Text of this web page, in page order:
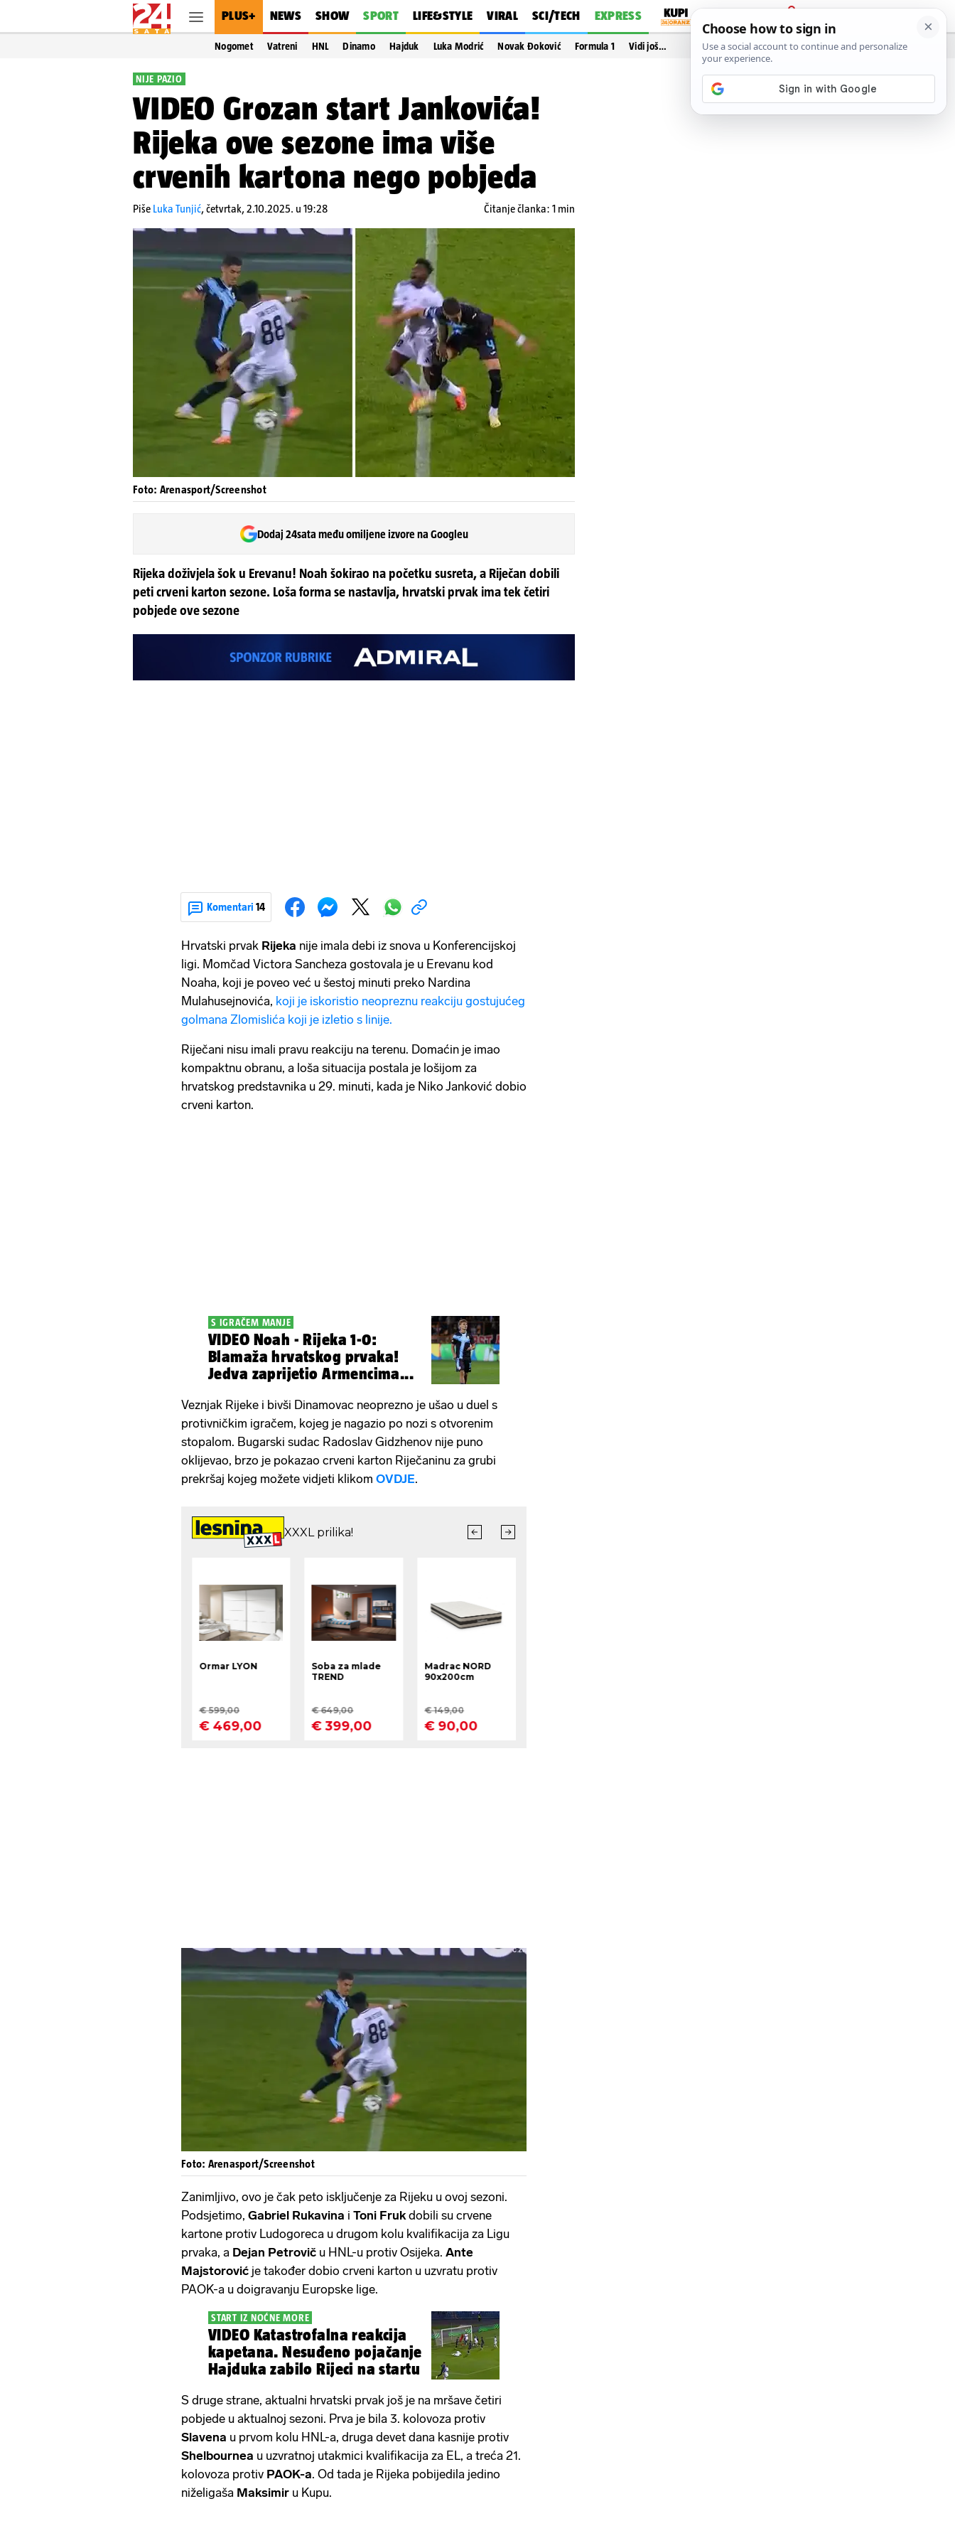
PLUS+ NEWS SHOW SPORT LIFE&STYLE VIRAL SCI/TECH EXPRESS
PRIJAVA
Nogomet Vatreni HNL Dinamo Hajduk Luka Modrić Novak Đoković Formula 1 Vidi još…
NIJE PAZIO
VIDEO Grozan start Jankovića!
Rijeka ove sezone ima više
crvenih kartona nego pobjeda
Piše Luka Tunjić,četvrtak, 2.10.2025. u 19:28 Čitanje članka: 1 min
Foto: Arenasport/Screenshot
Dodaj 24sata među omiljene izvore na Googleu
Rijeka doživjela šok u Erevanu! Noah šokirao na početku susreta, a Riječan dobili
peti crveni karton sezone. Loša forma se nastavlja, hrvatski prvak ima tek četiri
pobjede ove sezone
Komentari 14
Hrvatski prvak Rijeka nije imala debi iz snova u Konferencijskoj
ligi. Momčad Victora Sancheza gostovala je u Erevanu kod
Noaha, koji je poveo već u šestoj minuti preko Nardina
Mulahusejnovića, koji je iskoristio neopreznu reakciju gostujućeg
golmana Zlomislića koji je izletio s linije.
Riječani nisu imali pravu reakciju na terenu. Domaćin je imao
kompaktnu obranu, a loša situacija postala je lošijom za
hrvatskog predstavnika u 29. minuti, kada je Niko Janković dobio
crveni karton.
S IGRAČEM MANJE
VIDEO Noah - Rijeka 1-0:
Blamaža hrvatskog prvaka!
Jedva zaprijetio Armencima...
Veznjak Rijeke i bivši Dinamovac neoprezno je ušao u duel s
protivničkim igračem, kojeg je nagazio po nozi s otvorenim
stopalom. Bugarski sudac Radoslav Gidzhenov nije puno
oklijevao, brzo je pokazao crveni karton Riječaninu za grubi
prekršaj kojeg možete vidjeti klikom OVDJE.
Foto: Arenasport/Screenshot
Zanimljivo, ovo je čak peto isključenje za Rijeku u ovoj sezoni.
Podsjetimo, Gabriel Rukavina i Toni Fruk dobili su crvene
kartone protiv Ludogoreca u drugom kolu kvalifikacija za Ligu
prvaka, a Dejan Petrovič u HNL-u protiv Osijeka. Ante
Majstorović je također dobio crveni karton u uzvratu protiv
PAOK-a u doigravanju Europske lige.
START IZ NOĆNE MORE
VIDEO Katastrofalna reakcija
kapetana. Nesuđeno pojačanje
Hajduka zabilo Rijeci na startu
S druge strane, aktualni hrvatski prvak još je na mršave četiri
pobjede u aktualnoj sezoni. Prva je bila 3. kolovoza protiv
Slavena u prvom kolu HNL-a, druga devet dana kasnije protiv
Shelbournea u uzvratnoj utakmici kvalifikacija za EL, a treća 21.
kolovoza protiv PAOK-a. Od tada je Rijeka pobijedila jedino
niželigaša Maksimir u Kupu.